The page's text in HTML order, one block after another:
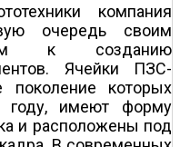
компания
очередь своим
к созданию
Ячейки ПЗС-
поколение которых
году, имеют форму
и расположены под